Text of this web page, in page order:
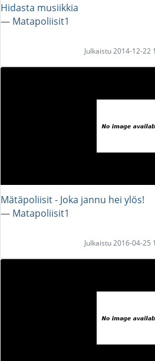
Hidasta musiikkia
― Matapoliisit1
Julkaistu 2014-12-
Mätäpoliisit - Joka jannu hei ylös!
― Matapoliisit1
Julkaistu 2016-04-